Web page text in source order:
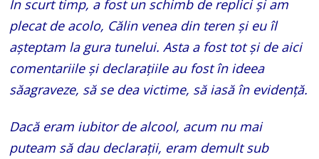
În scurt timp, a fost un schimb de replici și am
plecat de acolo, Călin venea din teren și eu îl
așteptam la gura tunelui. Asta a fost tot și de aici
comentariile și declarațiile au fost în ideea
săagraveze, să se dea victime, să iasă în evidență.
Dacă eram iubitor de alcool, acum nu mai
puteam să dau declarații, eram demult sub